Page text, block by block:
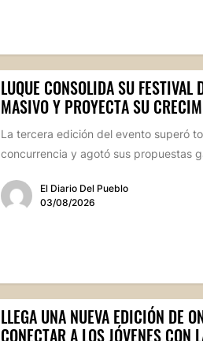
LUQUE CONSOLIDA SU
MASIVO Y PROYECTA SU
La tercera edición del evento superó
concurrencia y agotó sus propuestas
El Diario Del Pueblo
03/08/2026
LLEGA UNA NUEVA EDICIÓN DE
CONECTAR A LOS JÓVENES CON